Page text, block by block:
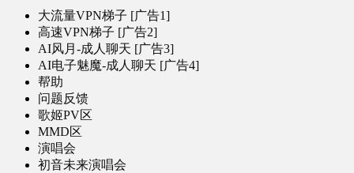
大流量VPN梯子 [广告1]
高速VPN梯子 [广告2]
AI风月-成人聊天 [广告3]
AI电子魅魔-成人聊天 [广告4]
帮助
问题反馈
歌姬PV区
MMD区
演唱会
初音未来演唱会